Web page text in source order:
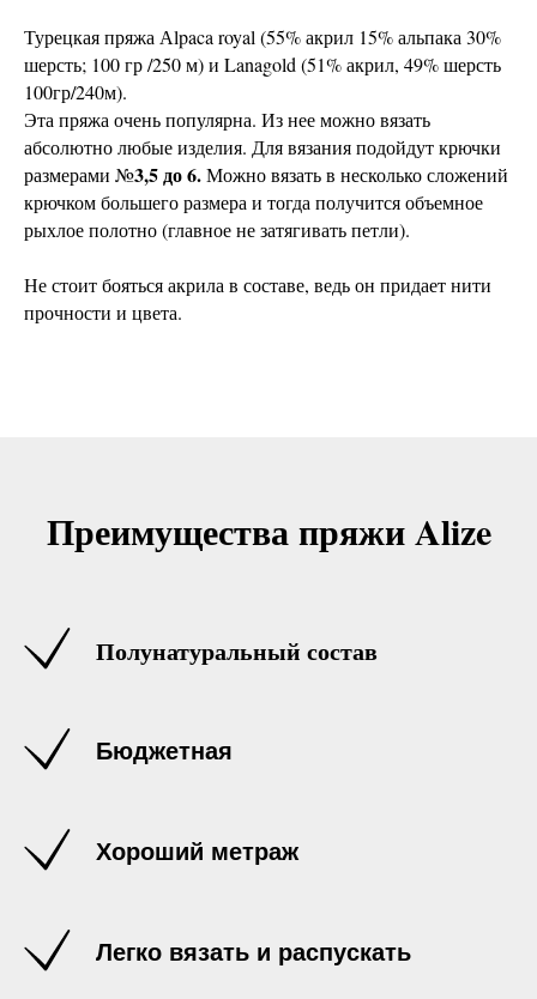
Турецкая пряжа Аlpaca royal (55% акрил 15% альпака 30%
шерсть; 100 гр /250 м) и Lanagold (51% акрил, 49% шерсть
100гр/240м).
Эта пряжа очень популярна. Из нее можно вязать
абсолютно любые изделия. Для вязания подойдут крючки
размерами №3,5 до 6.Можно вязать в несколько сложений
крючком большего размера и тогда получится объемное
рыхлое полотно (главное не затягивать петли).
Не стоит бояться акрила в составе, ведь он придает нити
прочности и цвета.
Преимущества пряжи Alize
Полунатуральный состав
Бюджетная
Хороший метраж
Легко вязать и распускать